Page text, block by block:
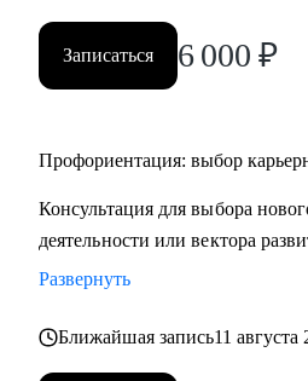
• HR и рекрутерам
• Специалистам в продажах и
Записаться 6 000 ₽
Профориентация: выбор
Консультация для выбора
деятельности или вектора
Развернуть
Ближайшая запись11 августа